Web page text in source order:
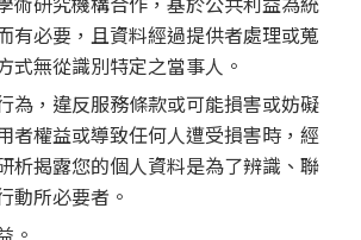
有必要，且資料經過提供者處理或蒐
式無從識別特定之當事人。
為，違反服務條款或可能損害或妨礙
者權益或導致任何人遭受損害時，經
析揭露您的個人資料是為了辨識、聯
動所必要者。
。